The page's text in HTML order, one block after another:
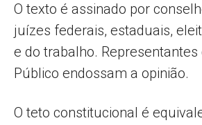
O texto é assinado por
juízes federais, estaduais,
e do trabalho.
Público endossam a opinião.
O teto constitucional é